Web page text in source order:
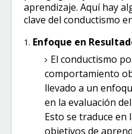
aprendizaje. Aquí hay
clave del conductismo
Enfoque en
El conductismo
comportamiento
llevado a un
en la evaluación
Esto se traduce en
objetivos de